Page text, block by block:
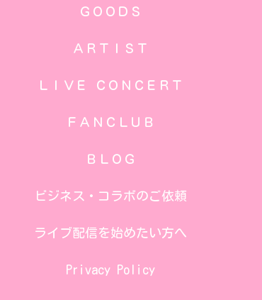
ＧＯＯＤＳ
ＡＲＴＩＳＴ
ＬＩＶＥ ＣＯＮＣＥＲＴ
ＦＡＮＣＬＵＢ
ＢＬＯＧ
ビジネス・コラボのご依頼
ライブ配信を始めたい方へ
Privacy Policy